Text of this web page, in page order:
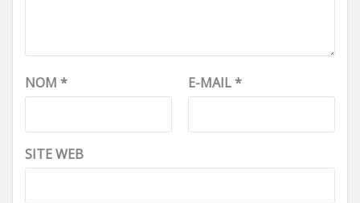
NOM * E-MAIL*
SITE WEB